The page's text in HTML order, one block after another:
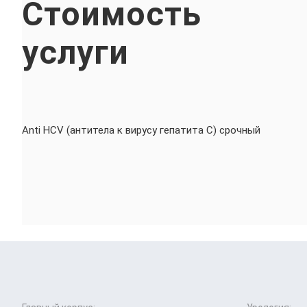
Стоимость
услуги
Anti HCV (антитела к вирусу гепатита С) срочный